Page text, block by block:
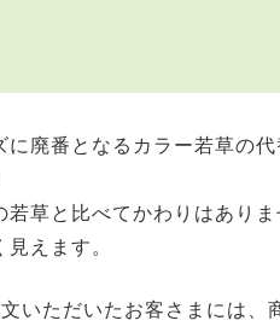
に廃番となるカラー若草の
草と比べてかわりはあり
えます。
いただいたお客さまには、